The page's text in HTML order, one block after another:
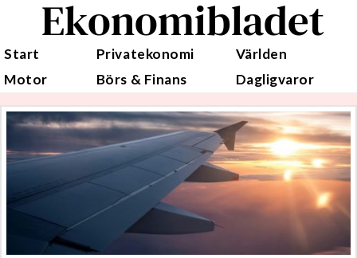
Ekonomibladet
Start Privatekonomi
Världen
Motor
Börs & Finans Dagligvaror